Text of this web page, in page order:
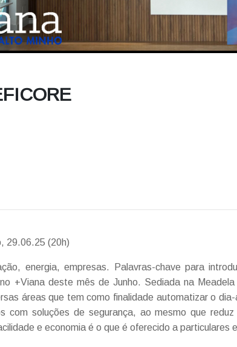
29.06.25 (20h)
energia, empresas. Palavras-chave para
+Viana deste mês de Junho. Sediada na
áreas que tem como finalidade automatizar o
com soluções de segurança, ao mesmo que
e economia é o que é oferecido a particulares